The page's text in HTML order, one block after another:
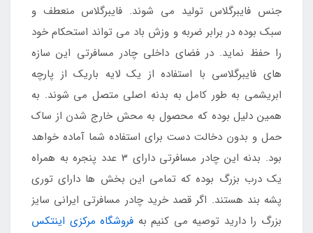
جنس فایبرگلاس تولید می شوند. فایبرگلاس منعطف و
سبک بوده در برابر ضربه و وزش باد می تواند استحکام خود
را حفظ نماید. در فضای داخلی چادر مسافرتی این سازه
های فایبرگلاسی با استفاده از یک لایه باریک از پارچه
ابریشمی به طور کامل به بدنه اصلی متصل می شوند. به
همین دلیل بوده که محصول به محش خارج شدن از ساک
حمل و بدون دخالت دست برای استفاده شما آماده خواهد
بود. بدنه این چادر مسافرتی دارای 3 عدد پنجره به همراه
یک درب بزرگ بوده که تمامی این بخش ها دارای توری
پشه بند هستند. اگر قصد خرید چادر مسافرتی ایرانی سایز
بزرگ را دارید توصیه می کنیم به فروشگاه مرکزی اینتکس